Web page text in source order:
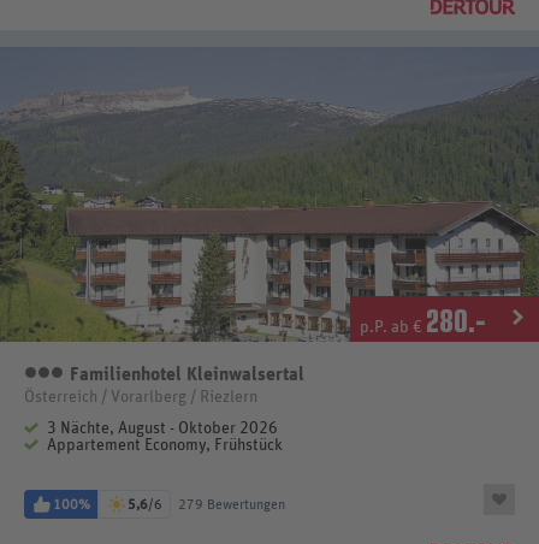
p.P. ab € 280.-
3 Sterne
Familienhotel Kleinwalsertal
Österreich / Vorarlberg / Riezlern
3 Nächte, August - Oktober 2026
Appartement Economy, Frühstück
100% 5,6/6 279 Bewertungen